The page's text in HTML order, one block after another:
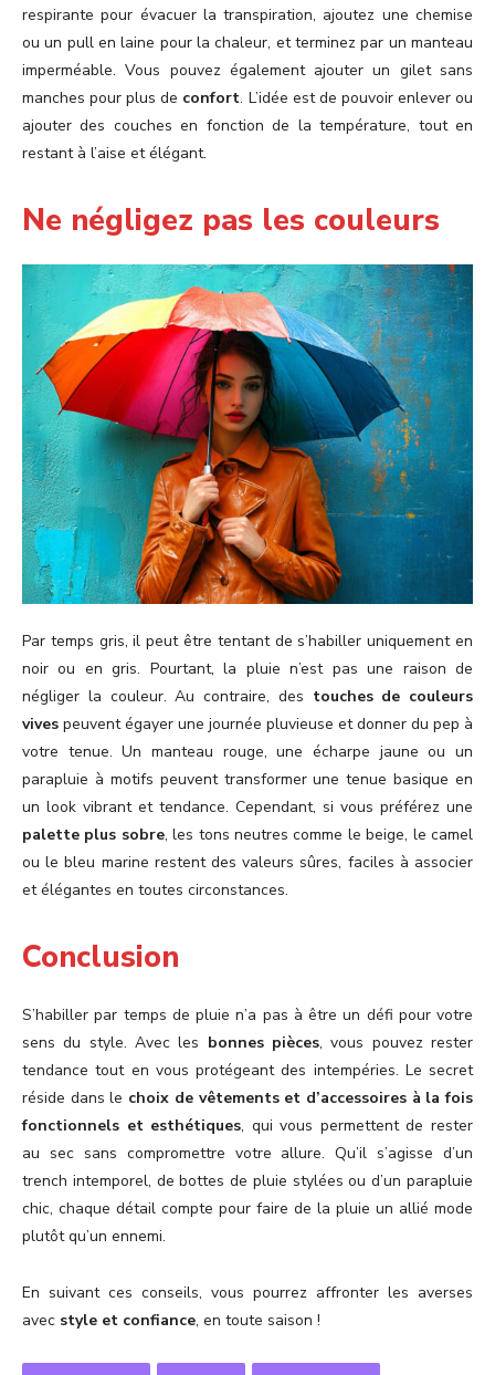
respirante pour évacuer la transpiration, ajoutez une chemise
ou un pull en laine pour la chaleur, et terminez par un manteau
imperméable. Vous pouvez également ajouter un gilet sans
manches pour plus de confort. L’idée est de pouvoir enlever ou
ajouter des couches en fonction de la température, tout en
restant à l’aise et élégant.
Ne négligez pas les couleurs
Par temps gris, il peut être tentant de s’habiller uniquement en
noir ou en gris. Pourtant, la pluie n’est pas une raison de
négliger la couleur. Au contraire, des touches de couleurs
vives peuvent égayer une journée pluvieuse et donner du pep à
votre tenue. Un manteau rouge, une écharpe jaune ou un
parapluie à motifs peuvent transformer une tenue basique en
un look vibrant et tendance. Cependant, si vous préférez une
palette plus sobre, les tons neutres comme le beige, le camel
ou le bleu marine restent des valeurs sûres, faciles à associer
et élégantes en toutes circonstances.
Conclusion
S’habiller par temps de pluie n’a pas à être un défi pour votre
sens du style. Avec les bonnes pièces, vous pouvez rester
tendance tout en vous protégeant des intempéries. Le secret
réside dans le choix de vêtements et d’accessoires à la fois
fonctionnels et esthétiques, qui vous permettent de rester
au sec sans compromettre votre allure. Qu’il s’agisse d’un
trench intemporel, de bottes de pluie stylées ou d’un parapluie
chic, chaque détail compte pour faire de la pluie un allié mode
plutôt qu’un ennemi.
En suivant ces conseils, vous pourrez affronter les averses
avec style et confiance, en toute saison !